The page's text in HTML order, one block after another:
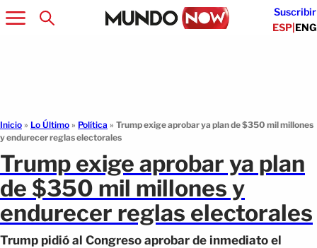
Suscribir
ESP|ENG
Inicio » Lo Último » Política » Trump exige aprobar ya plan de $350 mil millones
y endurecer reglas electorales
Trump exige aprobar ya plan
de $350 mil millones y
endurecer reglas electorales
Trump pidió al Congreso aprobar de inmediato el